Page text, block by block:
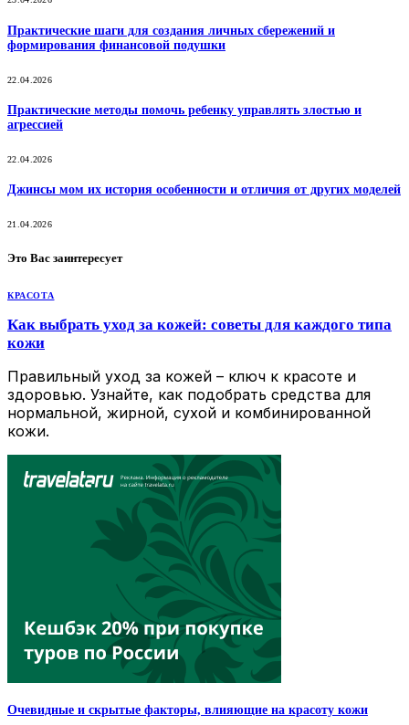
Практические шаги для создания личных сбережений и
формирования финансовой подушки
22.04.2026
Практические методы помочь ребенку управлять злостью и
агрессией
22.04.2026
Джинсы мом их история особенности и отличия от других моделей
21.04.2026
Это Вас заинтересует
КРАСОТА
Как выбрать уход за кожей: советы для каждого типа
кожи
Правильный уход за кожей – ключ к красоте и
здоровью. Узнайте, как подобрать средства для
нормальной, жирной, сухой и комбинированной
кожи.
Очевидные и скрытые факторы, влияющие на красоту кожи